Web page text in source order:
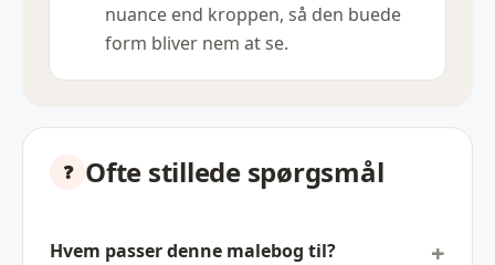
nuance end kroppen, så den buede
form bliver nem at se.
Ofte stillede spørgsmål
Hvem passer denne malebog til?